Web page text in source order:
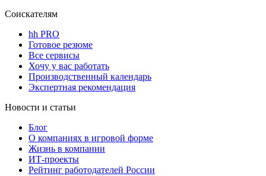
Соискателям
hh PRO
Готовое резюме
Все сервисы
Хочу у вас работать
Производственный календарь
Экспертная рекомендация
Новости и статьи
Блог
О компаниях в игровой форме
Жизнь в компании
ИТ-проекты
Рейтинг работодателей России